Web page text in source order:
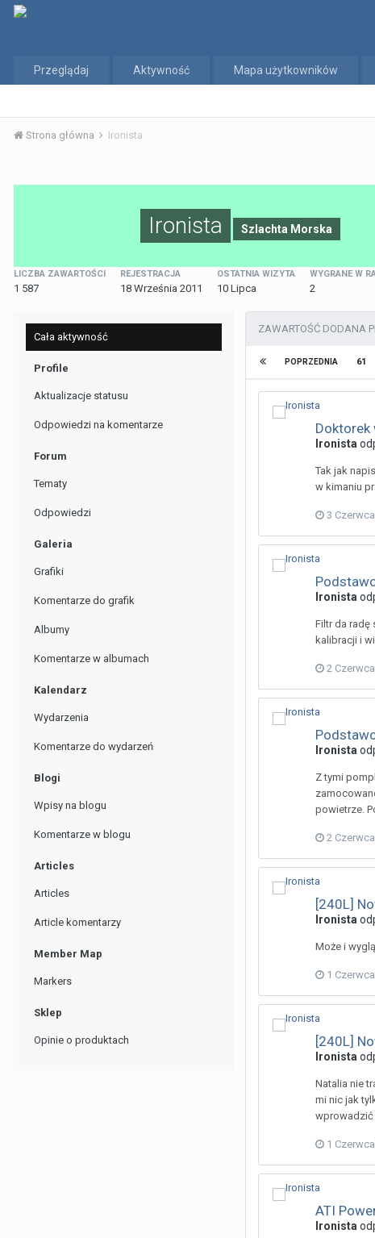
Przeglądaj Aktywność Mapa użytkowników
Strona główna Ironista
Ironista Szlachta Morska
LICZBA ZAWARTOŚCI
1 587
REJESTRACJA
18 Września 2011
OSTATNIA WIZYTA
10 Lipca
WYGRANE W
2
Cała aktywność
Profile
Aktualizacje statusu
Odpowiedzi na komentarze
Forum
Tematy
Odpowiedzi
Galeria
Grafiki
Komentarze do grafik
Albumy
Komentarze w albumach
Kalendarz
Wydarzenia
Komentarze do wydarzeń
Blogi
Wpisy na blogu
Komentarze w blogu
Articles
Articles
Article komentarzy
Member Map
Markers
Sklep
Opinie o produktach
ZAWARTOŚĆ DODANA
POPRZEDNIA 61
Doktorek
Ironista
Tak jak
w kimaniu
3
Ironista
Filtr da radę
kalibracji i
2
Ironista
Z tymi
powietrze.
2
[240L]
Ironista
Może i
1
[240L]
Ironista
Natalia nie
mi nic jak
wprowadzić
1
ATI
Ironista